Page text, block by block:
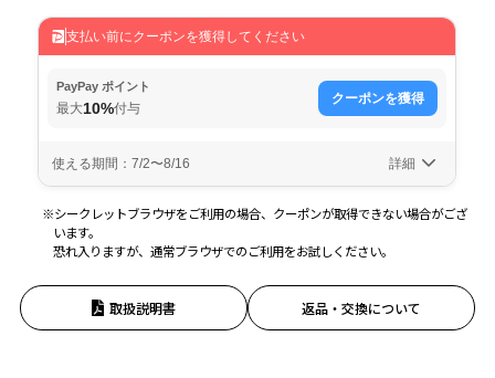
※シークレットブラウザをご利用の場合、クーポンが取得できない場合がござ
います。
恐れ入りますが、通常ブラウザでのご利用をお試しください。
取扱説明書 返品・交換について